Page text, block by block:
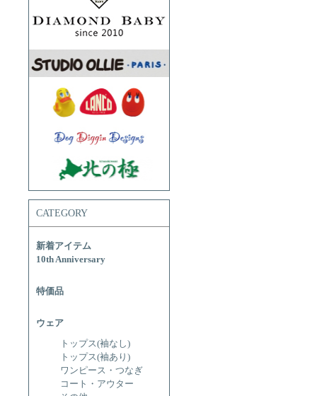
CATEGORY
新着アイテム
10th Anniversary
特価品
ウェア
トップス(袖なし)
トップス(袖あり)
ワンピース・つなぎ
コート・アウター